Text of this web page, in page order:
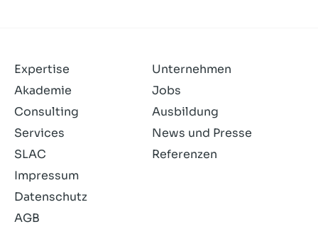
Expertise
Akademie
Consulting
Services
SLAC
Unternehmen
Jobs
Ausbildung
News und Presse
Referenzen
Impressum
Datenschutz
AGB